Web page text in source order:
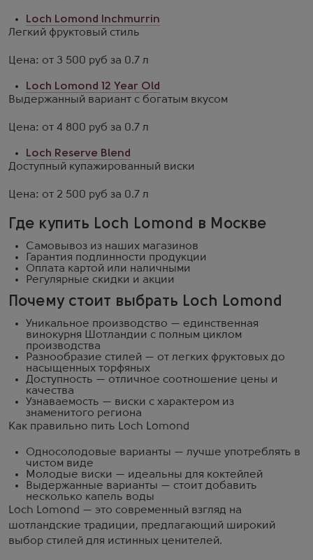
Loch Lomond Inchmurrin
Легкий фруктовый стиль
Цена: от 3 500 руб за 0.7 л
Loch Lomond 12 Year Old
Выдержанный вариант с богатым вкусом
Цена: от 4 800 руб за 0.7 л
Loch Reserve Blend
Доступный купажированный виски
Цена: от 2 500 руб за 0.7 л
Где купить Loch Lomond в Москве
Самовывоз из наших магазинов
Гарантия подлинности продукции
Оплата картой или наличными
Регулярные скидки и акции
Почему стоит выбрать Loch Lomond
Уникальное производство — единственная
винокурня Шотландии с полным циклом
производства
Разнообразие стилей — от легких фруктовых до
насыщенных торфяных
Доступность — отличное соотношение цены и
качества
Узнаваемость — виски с характером из
знаменитого региона
Как правильно пить Loch Lomond
Односолодовые варианты — лучше употреблять в
чистом виде
Молодые виски — идеальны для коктейлей
Выдержанные варианты — стоит добавить
несколько капель воды
Loch Lomond — это современный взгляд на
шотландские традиции, предлагающий широкий
выбор стилей для истинных ценителей.